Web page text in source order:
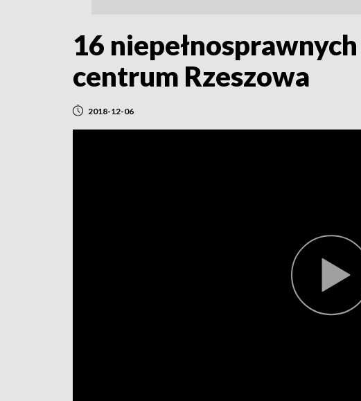
16
centrum Rzeszowa
2018-12-06